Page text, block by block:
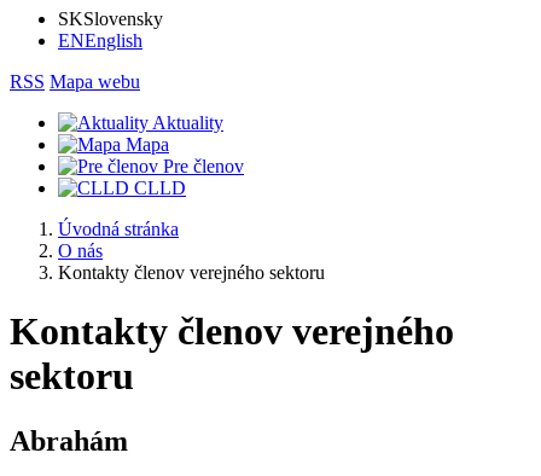
SKSlovensky
ENEnglish
RSS Mapa webu
Aktuality
Mapa
Pre členov
CLLD
Úvodná stránka
O nás
Kontakty členov verejného sektoru
Kontakty členov verejného
sektoru
Abrahám